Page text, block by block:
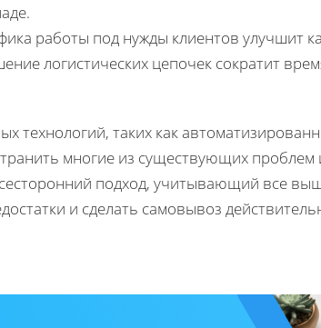
работы под нужды клиентов улучшит
логистических цепочек сократит
технологий, таких как
многие из существующих
подход, учитывающий все
и сделать самовывоз